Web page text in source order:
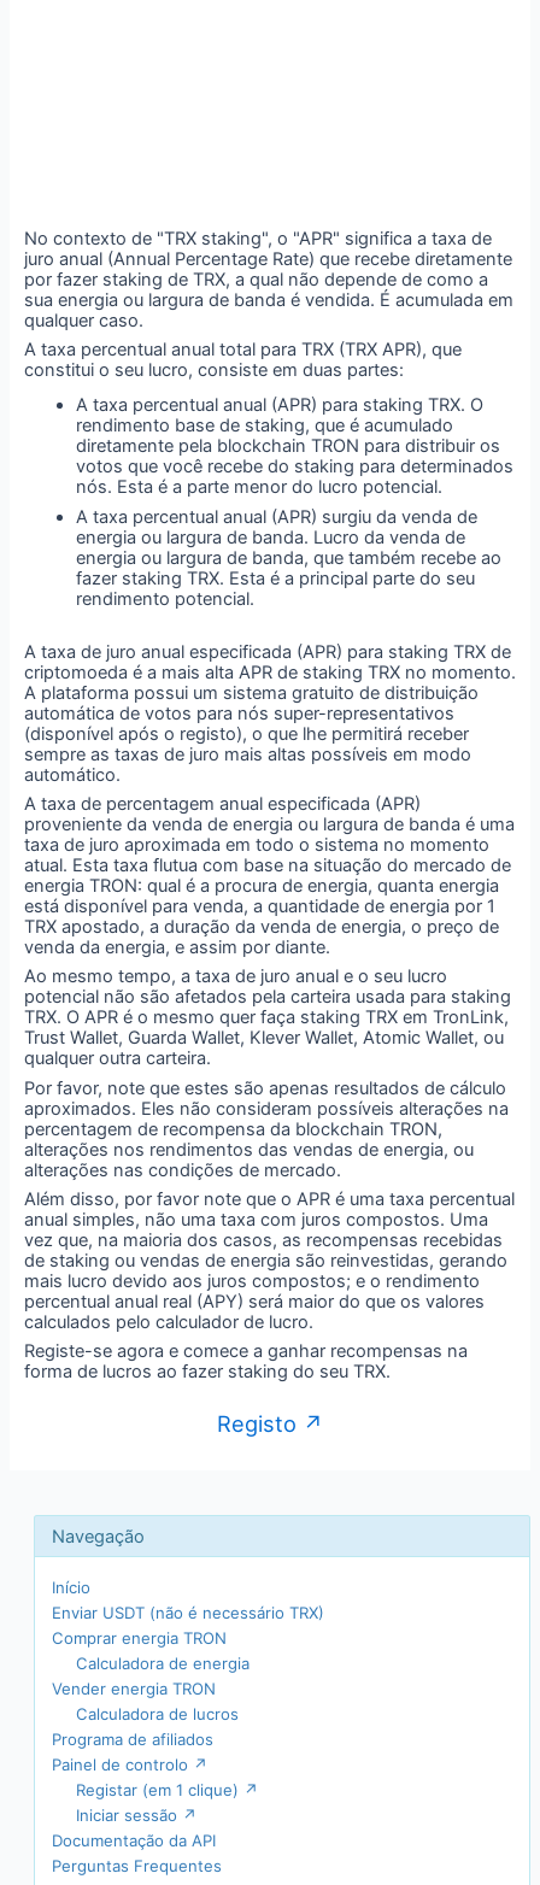
No contexto de "TRX staking", o "APR" significa a taxa de
juro anual (Annual Percentage Rate) que recebe diretamente
por fazer staking de TRX, a qual não depende de como a
sua energia ou largura de banda é vendida. É acumulada em
qualquer caso.
A taxa percentual anual total para TRX (TRX APR), que
constitui o seu lucro, consiste em duas partes:
A taxa percentual anual (APR) para staking TRX. O
rendimento base de staking, que é acumulado
diretamente pela blockchain TRON para distribuir os
votos que você recebe do staking para determinados
nós. Esta é a parte menor do lucro potencial.
A taxa percentual anual (APR) surgiu da venda de
energia ou largura de banda. Lucro da venda de
energia ou largura de banda, que também recebe ao
fazer staking TRX. Esta é a principal parte do seu
rendimento potencial.
A taxa de juro anual especificada (APR) para staking TRX de
criptomoeda é a mais alta APR de staking TRX no momento.
A plataforma possui um sistema gratuito de distribuição
automática de votos para nós super-representativos
(disponível após o registo), o que lhe permitirá receber
sempre as taxas de juro mais altas possíveis em modo
automático.
A taxa de percentagem anual especificada (APR)
proveniente da venda de energia ou largura de banda é uma
taxa de juro aproximada em todo o sistema no momento
atual. Esta taxa flutua com base na situação do mercado de
energia TRON: qual é a procura de energia, quanta energia
está disponível para venda, a quantidade de energia por 1
TRX apostado, a duração da venda de energia, o preço de
venda da energia, e assim por diante.
Ao mesmo tempo, a taxa de juro anual e o seu lucro
potencial não são afetados pela carteira usada para staking
TRX. O APR é o mesmo quer faça staking TRX em TronLink,
Trust Wallet, Guarda Wallet, Klever Wallet, Atomic Wallet, ou
qualquer outra carteira.
Por favor, note que estes são apenas resultados de cálculo
aproximados. Eles não consideram possíveis alterações na
percentagem de recompensa da blockchain TRON,
alterações nos rendimentos das vendas de energia, ou
alterações nas condições de mercado.
Além disso, por favor note que o APR é uma taxa percentual
anual simples, não uma taxa com juros compostos. Uma
vez que, na maioria dos casos, as recompensas recebidas
de staking ou vendas de energia são reinvestidas, gerando
mais lucro devido aos juros compostos; e o rendimento
percentual anual real (APY) será maior do que os valores
calculados pelo calculador de lucro.
Registe-se agora e comece a ganhar recompensas na
forma de lucros ao fazer staking do seu TRX.
Registo ↗
Início
Enviar USDT (não é necessário TRX)
Comprar energia TRON
Calculadora de energia
Vender energia TRON
Calculadora de lucros
Programa de afiliados
Painel de controlo ↗
Registar (em 1 clique) ↗
Iniciar sessão ↗
Documentação da API
Perguntas Frequentes